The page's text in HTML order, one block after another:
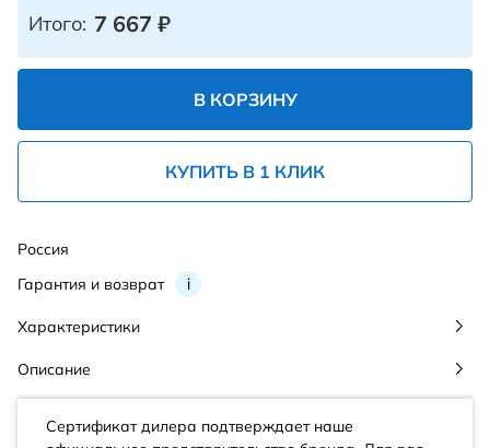
Итого: 7 667 ₽
В КОРЗИНУ
КУПИТЬ В 1 КЛИК
Гарантия и возврат i
Россия
Характеристики
Описание
Сертификат дилера подтверждает наше